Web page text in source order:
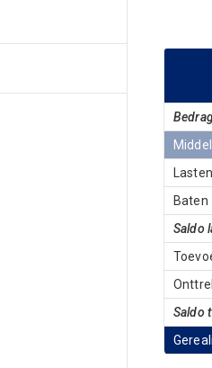
Lasten
Baten
Saldo
Saldo